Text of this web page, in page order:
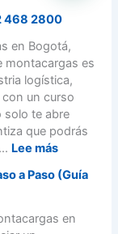
468 2800
en Bogotá,
montacargas es
logística,
un curso
solo te abre
que podrás
Lee más:
u
s
a Paso (Guía
en